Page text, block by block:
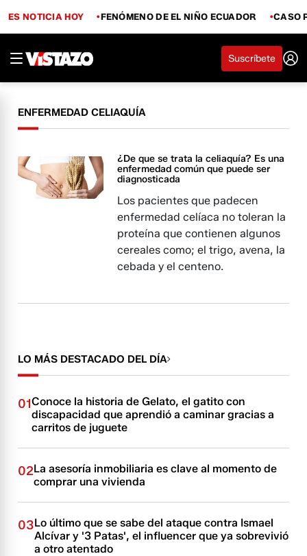
ES NOTICIA HOY FENÓMENO DE EL NIÑO ECUADOR CASO
Suscríbete
ENFERMEDAD CELIAQUÍA
¿De que se trata la celiaquía? Es una
enfermedad común que puede ser
diagnosticada
Los pacientes que padecen
enfermedad celíaca no toleran la
proteína que contienen algunos
cereales como; el trigo, avena, la
cebada y el centeno.
LO MÁS DESTACADO DEL DÍA
01Conoce la historia de Gelato, el gatito con
discapacidad que aprendió a caminar gracias a
carritos de juguete
02La asesoría inmobiliaria es clave al momento de
comprar una vivienda
03Lo último que se sabe del ataque contra Ismael
Alcívar y '3 Patas', el influencer que ya sobrevivió
a otro atentado